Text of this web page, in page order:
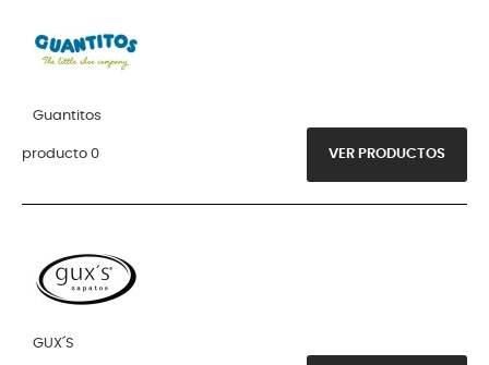
Guantitos
producto 0 VER PRODUCTOS
GUX´S